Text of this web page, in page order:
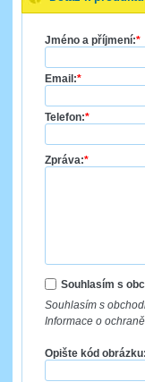
Jméno a příjmení:*
Email:*
Telefon:*
Zpráva:*
Souhlasím s
Souhlasím s
Informace o
Opište kód obrázku: